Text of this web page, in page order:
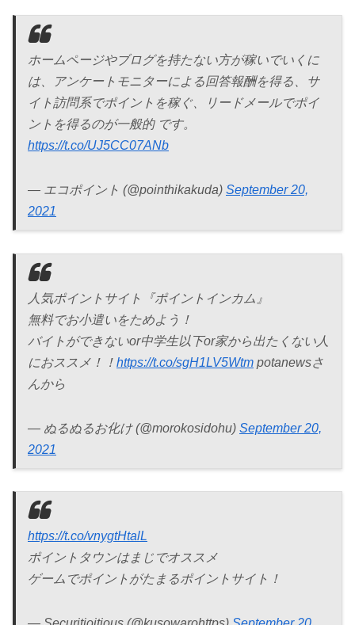
ホームページやブログを持たない方が稼いでいくに
は、アンケートモニターによる回答報酬を得る、サ
イト訪問系でポイントを稼ぐ、リードメールでポイ
ントを得るのが一般的 です。
https://t.co/UJ5CC07ANb
— エコポイント (@pointhikakuda) September 20,
2021
人気ポイントサイト『ポイントインカム』
無料でお小遣いをためよう！
バイトができないor中学生以下or家から出たくない人
におススメ！！ https://t.co/sgH1LV5Wtm potanewsさ
んから
— ぬるぬるお化け (@morokosidohu) September 20,
2021
https://t.co/vnygtHtalL
ポイントタウンはまじでオススメ
ゲームでポイントがたまるポイントサイト！